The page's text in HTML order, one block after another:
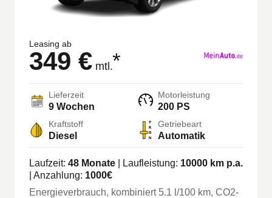
Leasing ab
349 € mtl.*
Lieferzeit
9 Wochen
Motorleistung
200 PS
Kraftstoff
Diesel
Getriebeart
Automatik
Laufzeit: 48 Monate | Laufleistung: 10000 km p.a.
| Anzahlung: 1000€
Energieverbrauch, kombiniert 5.1 l/100 km, CO2-